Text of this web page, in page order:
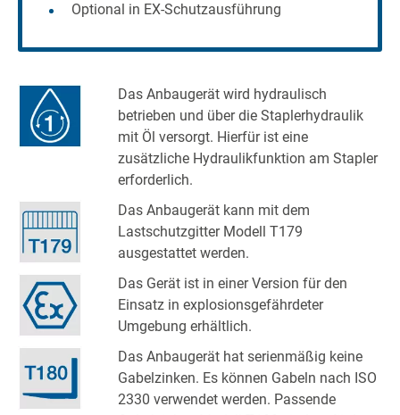
Optional in EX-Schutzausführung
Das Anbaugerät wird hydraulisch
betrieben und über die Staplerhydraulik
mit Öl versorgt. Hierfür ist eine
zusätzliche Hydraulikfunktion am Stapler
erforderlich.
Das Anbaugerät kann mit dem
Lastschutzgitter Modell T179
ausgestattet werden.
Das Gerät ist in einer Version für den
Einsatz in explosionsgefährdeter
Umgebung erhältlich.
Das Anbaugerät hat serienmäßig keine
Gabelzinken. Es können Gabeln nach ISO
2330 verwendet werden. Passende